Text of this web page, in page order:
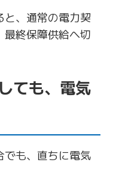
と、通常の電力契
終保障供給へ切
ても、電気
でも、直ちに電気